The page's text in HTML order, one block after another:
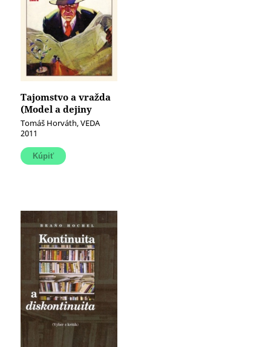
Tajomstvo a vražda
(Model a dejiny
detektívneho žánru)
Tomáš Horváth, VEDA
2011